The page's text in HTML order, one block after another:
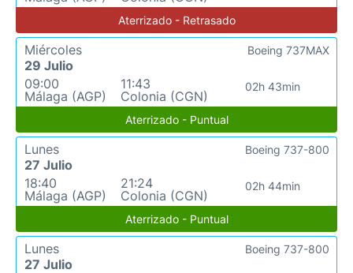
Aterrizado - Retrasado
Miércoles
29 Julio
09:00
Málaga (AGP)
11:43
Colonia (CGN)
02h 43min
Boeing 737MAX
Aterrizado - Puntual
Lunes
27 Julio
18:40
Málaga (AGP)
21:24
Colonia (CGN)
02h 44min
Boeing 737-800
Aterrizado - Puntual
Lunes
27 Julio
Boeing 737-800